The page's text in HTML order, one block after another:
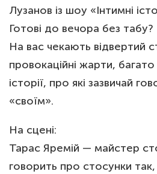
Лузанов із шоу «Інтимні
Готові до вечора без табу?
На вас чекають відвертий
провокаційні жарти, багато
історії, про які зазвичай
«своїм».
На сцені:
Тарас Яремій — майстер
говорить про стосунки